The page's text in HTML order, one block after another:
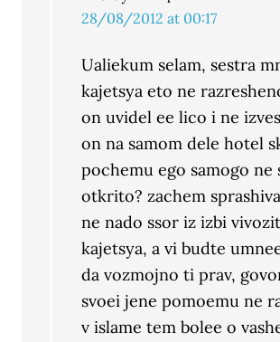
28/08/2012 at 00:17
Ualiekum selam, sestra
kajetsya eto ne
on uvidel ee lico i ne
on na samom dele hotel
pochemu ego samogo ne
otkrito? zachem
ne nado ssor iz izbi
kajetsya, a vi budte
da vozmojno ti prav,
svoei jene pomoemu ne
v islame tem bolee o